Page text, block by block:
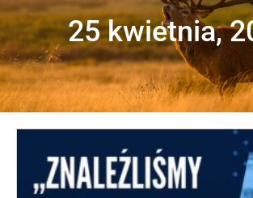
25 kwietnia,